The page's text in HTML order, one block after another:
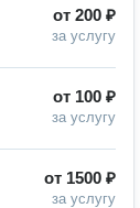
от 200 ₽
за услугу
от 100 ₽
за услугу
от 1500 ₽
за услугу